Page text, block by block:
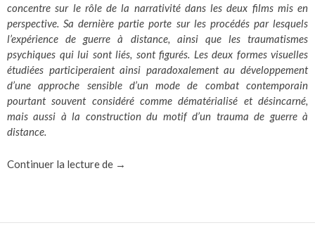
concentre sur le rôle de la narrativité dans les deux films mis en
perspective. Sa dernière partie porte sur les procédés par lesquels
l’expérience de guerre à distance, ainsi que les traumatismes
psychiques qui lui sont liés, sont figurés. Les deux formes visuelles
étudiées participeraient ainsi paradoxalement au développement
d’une approche sensible d’un mode de combat contemporain
pourtant souvent considéré comme dématérialisé et désincarné,
mais aussi à la construction du motif d’un trauma de guerre à
distance.
Continuer la lecture de Au prisme du drone : formes visuelles
→